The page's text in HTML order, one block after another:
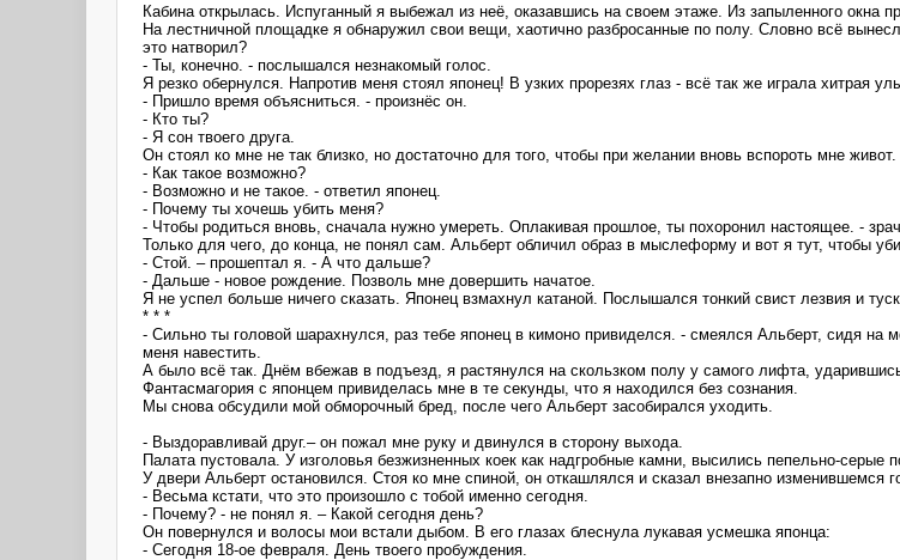
Кабина открылась. Испуганный я выбежал из неё, оказавшись на своем этаже. Из запыленного окна
На лестничной площадке я обнаружил свои вещи, хаотично разбросанные по полу. Словно всё
это натворил?
- Ты, конечно. - послышался незнакомый голос.
Я резко обернулся. Напротив меня стоял японец! В узких прорезях глаз - всё так же играла хитрая
- Пришло время объясниться. - произнёс он.
- Кто ты?
- Я сон твоего друга.
Он стоял ко мне не так близко, но достаточно для того, чтобы при желании вновь вспороть мне живот.
- Как такое возможно?
- Возможно и не такое. - ответил японец.
- Почему ты хочешь убить меня?
- Чтобы родиться вновь, сначала нужно умереть. Оплакивая прошлое, ты похоронил настоящее. -
Только для чего, до конца, не понял сам. Альберт обличил образ в мыслеформу и вот я тут, чтобы
- Стой. – прошептал я. - А что дальше?
- Дальше - новое рождение. Позволь мне довершить начатое.
Я не успел больше ничего сказать. Японец взмахнул катаной. Послышался тонкий свист лезвия и
* * *
- Сильно ты головой шарахнулся, раз тебе японец в кимоно привиделся. - смеялся Альберт, сидя на
меня навестить.
А было всё так. Днём вбежав в подъезд, я растянулся на скользком полу у самого лифта,
Фантасмагория с японцем привиделась мне в те секунды, что я находился без сознания.
Мы снова обсудили мой обморочный бред, после чего Альберт засобирался уходить.
- Выздоравливай друг.– он пожал мне руку и двинулся в сторону выхода.
Палата пустовала. У изголовья безжизненных коек как надгробные камни, высились пепельно-серые
У двери Альберт остановился. Стоя ко мне спиной, он откашлялся и сказал внезапно изменившемся
- Весьма кстати, что это произошло с тобой именно сегодня.
- Почему? - не понял я. – Какой сегодня день?
Он повернулся и волосы мои встали дыбом. В его глазах блеснула лукавая усмешка японца:
- Сегодня 18-ое февраля. День твоего пробуждения.